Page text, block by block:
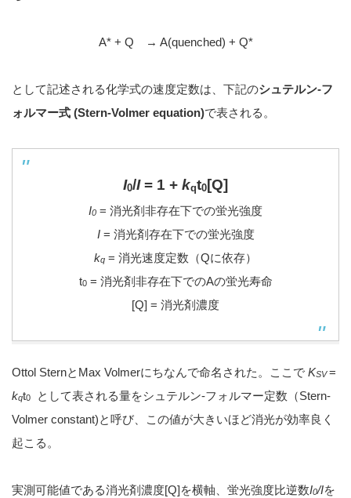
A* + Q → A(quenched) + Q*
として記述される化学式の速度定数は、下記のシュテルン-フ
ォルマー式 (Stern-Volmer equation)で表される。
I0/I= 1 + kqt0 [Q]
I0 = 消光剤非存在下での蛍光強度
I= 消光剤存在下での蛍光強度
kq = 消光速度定数（Qに依存）
t0= 消光剤非存在下でのAの蛍光寿命
[Q] = 消光剤濃度
Ottol SternとMax Volmerにちなんで命名された。ここで KSV=
kqt0
として表される量をシュテルン-フォルマー定数（Stern-
Volmer constant)と呼び、この値が大きいほど消光が効率良く
起こる。
実測可能値である消光剤濃度[Q]を横軸、蛍光強度比逆数I0/Iを